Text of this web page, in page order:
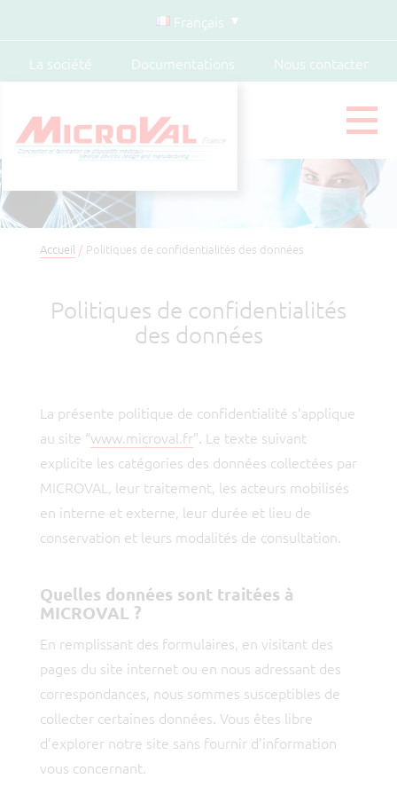
Français
La société Documentations Nous contacter
Accueil Politiques de confidentialités des données
Politiques de confidentialités
des données
La présente politique de confidentialité s’applique
au site “www.microval.fr”. Le texte suivant
explicite les catégories des données collectées par
MICROVAL, leur traitement, les acteurs mobilisés
en interne et externe, leur durée et lieu de
conservation et leurs modalités de consultation.
Quelles données sont traitées à
MICROVAL ?
En remplissant des formulaires, en visitant des
pages du site internet ou en nous adressant des
correspondances, nous sommes susceptibles de
collecter certaines données. Vous êtes libre
d’explorer notre site sans fournir d’information
vous concernant.